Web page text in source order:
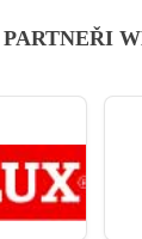
PARTNEŘI